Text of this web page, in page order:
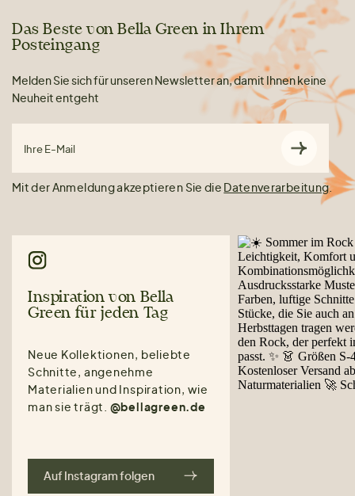
Das Beste von Bella Green in Ihrem
Posteingang
Melden Sie sich für unseren Newsletter an, damit Ihnen keine
Neuheit entgeht
Ihre E-Mail
Mit der Anmeldung akzeptieren Sie die Datenverarbeitung.
Inspiration von Bella
Green für jeden Tag
Neue Kollektionen, beliebte
Schnitte, angenehme
Materialien und Inspiration, wie
man sie trägt. @bellagreen.de
Auf Instagram folgen